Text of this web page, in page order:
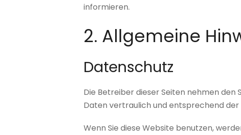
informieren.
2. Allgemeine
Datenschutz
Die Betreiber dieser Seiten nehmen
Daten vertraulich und entsprechend
Wenn Sie diese Website benutzen,